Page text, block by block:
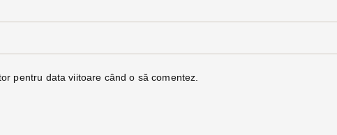
pentru data viitoare când o să comentez.